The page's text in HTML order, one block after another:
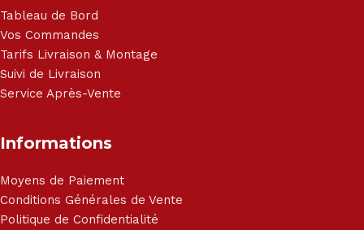
Tableau de Bord
Vos Commandes
Tarifs Livraison & Montage
Suivi de Livraison
Service Après-Vente
Informations
Moyens de Paiement
Conditions Générales de Vente
Politique de Confidentialité